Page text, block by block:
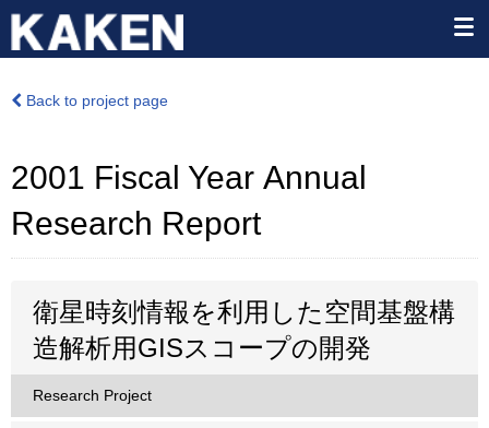
Back to project page
2001 Fiscal Year Annual
Research Report
衛星時刻情報を利用した空間基盤構
造解析用GISスコープの開発
Research Project